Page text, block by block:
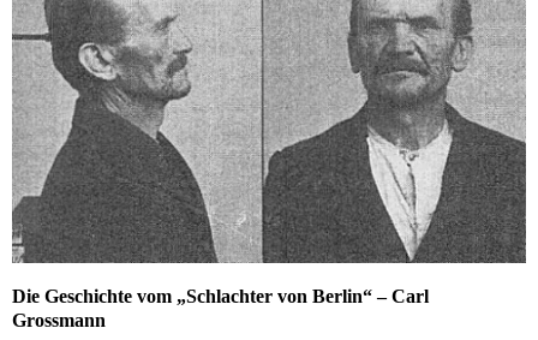
Die Geschichte vom „Schlachter von Berlin“ – Carl
Grossmann